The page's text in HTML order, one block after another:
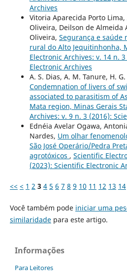
Archives
Vitoria Aparecida Porto
Oliveira, Deilson de Almeida
Oliveira, Segurança e saúde
rural do Alto Jequitinhonha,
Electronic Archives: v. 14 n.
Electronic Archives
A. S. Dias, A. M. Tanure, H.
Condemnation of livers of
associated to parasitism of
Mata region, Minas Gerais
Archives: v. 9 n. 3 (2016):
Ednéia Avelar Ogawa,
Nardes, Um olhar
São José Operário/Pedra
agrotóxicos , Scientific
(2023): Scientific Electronic
<< < 1 2 3 4 5 6 7 8 9 10 11 12 13 14
Você também pode iniciar uma
similaridadepara este artigo.
Informações
Para Leitores